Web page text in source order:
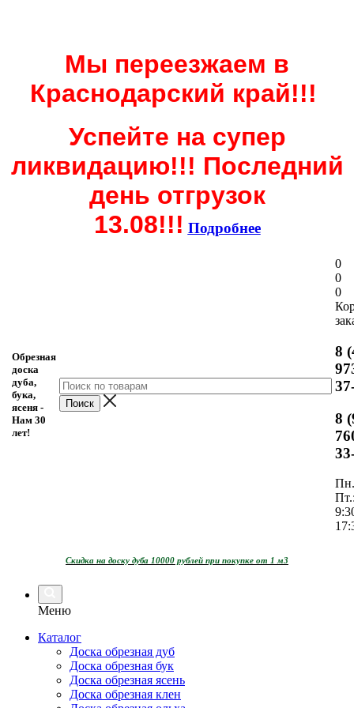
Мы переезжаем в
Краснодарский край!!!
Успейте на супер
ликвидацию!!! Последний
день отгрузок
13.08!!! Подробнее
Обрезная
доска
дуба,
бука,
ясеня -
Нам 30
лет!
0
0
0
8
8
Скидка на доску дуба 10000 рублей при покупке от 1 м3
Меню
Каталог
Доска обрезная дуб
Доска обрезная бук
Доска обрезная ясень
Доска обрезная клен